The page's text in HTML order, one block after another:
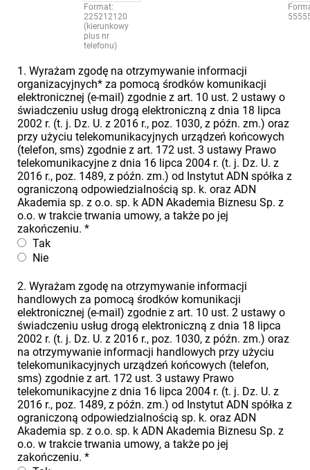
Format:
225212120
(kierunkowy
plus nr
telefonu)
1. Wyrażam zgodę na otrzymywanie informacji
organizacyjnych* za pomocą środków komunikacji
elektronicznej (e-mail) zgodnie z art. 10 ust. 2 ustawy o
świadczeniu usług drogą elektroniczną z dnia 18 lipca
2002 r. (t. j. Dz. U. z 2016 r., poz. 1030, z późn. zm.) oraz
przy użyciu telekomunikacyjnych urządzeń końcowych
(telefon, sms) zgodnie z art. 172 ust. 3 ustawy Prawo
telekomunikacyjne z dnia 16 lipca 2004 r. (t. j. Dz. U. z
2016 r., poz. 1489, z późn. zm.) od Instytut ADN spółka z
ograniczoną odpowiedzialnością sp. k. oraz ADN
Akademia sp. z o.o. sp. k ADN Akademia Biznesu Sp. z
o.o. w trakcie trwania umowy, a także po jej
zakończeniu. *
Tak
Nie
2. Wyrażam zgodę na otrzymywanie informacji
handlowych za pomocą środków komunikacji
elektronicznej (e-mail) zgodnie z art. 10 ust. 2 ustawy o
świadczeniu usług drogą elektroniczną z dnia 18 lipca
2002 r. (t. j. Dz. U. z 2016 r., poz. 1030, z późn. zm.) oraz
na otrzymywanie informacji handlowych przy użyciu
telekomunikacyjnych urządzeń końcowych (telefon,
sms) zgodnie z art. 172 ust. 3 ustawy Prawo
telekomunikacyjne z dnia 16 lipca 2004 r. (t. j. Dz. U. z
2016 r., poz. 1489, z późn. zm.) od Instytut ADN spółka z
ograniczoną odpowiedzialnością sp. k. oraz ADN
Akademia sp. z o.o. sp. k ADN Akademia Biznesu Sp. z
o.o. w trakcie trwania umowy, a także po jej
zakończeniu. *